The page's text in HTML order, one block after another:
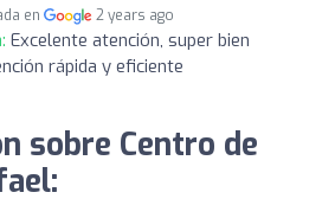
en 2 years ago
Excelente atención, super bien
rápida y eficiente
sobre Centro de